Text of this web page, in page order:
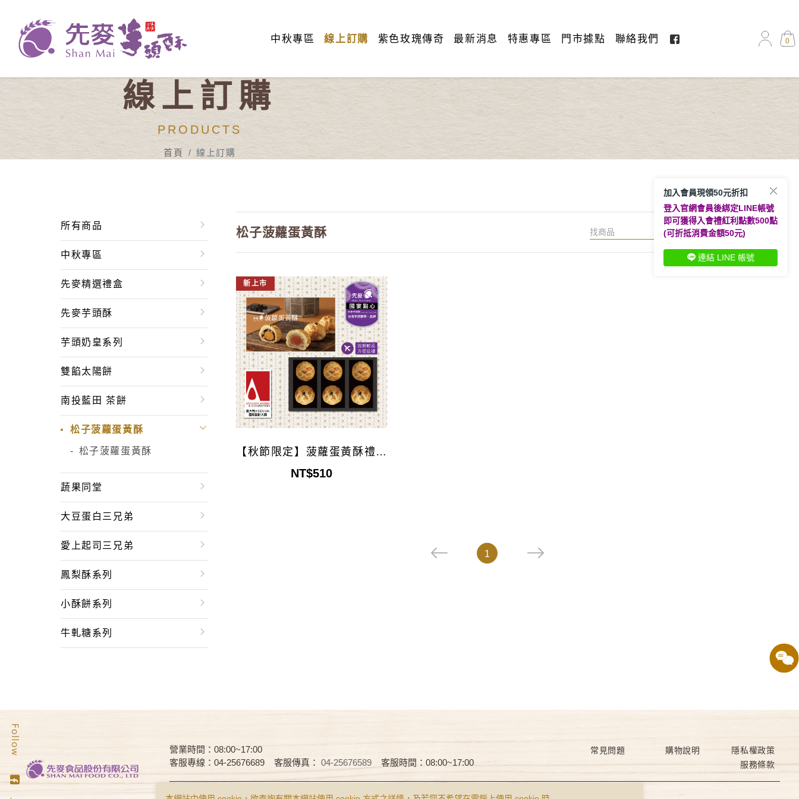
中秋專區 線上訂購 紫色玫瑰傳奇 最新消息 特惠專區 門市據點 聯絡我們 0
線上訂購
PRODUCTS
首頁 線上訂購
所有商品
中秋專區
先麥精選禮盒
先麥芋頭酥
芋頭奶皇系列
雙餡太陽餅
南投藍田 茶餅
松子菠蘿蛋黃酥
松子菠蘿蛋黃酥
蔬果同堂
大豆蛋白三兄弟
愛上起司三兄弟
鳳梨酥系列
小酥餅系列
牛軋糖系列
松子菠蘿蛋黃酥 搜尋
新上市
【秋節限定】菠蘿蛋黃酥禮盒
6入
NT$510
1
營業時間：08:00~17:00
客服專線：04-25676689
客服傳真：04-25676589 客服時間：08:00~17:00
常見問題 購物說明
隱私權政策
服務條款
Copyright © Smai All Rights Reserved. 食品業者登錄字號 B-122977643-00001-0
加入會員現領50元折扣
登入官網會員後綁定LINE帳號
即可獲得入會禮紅利點數500點
(可折抵消費金額50元)
連結 LINE 帳號